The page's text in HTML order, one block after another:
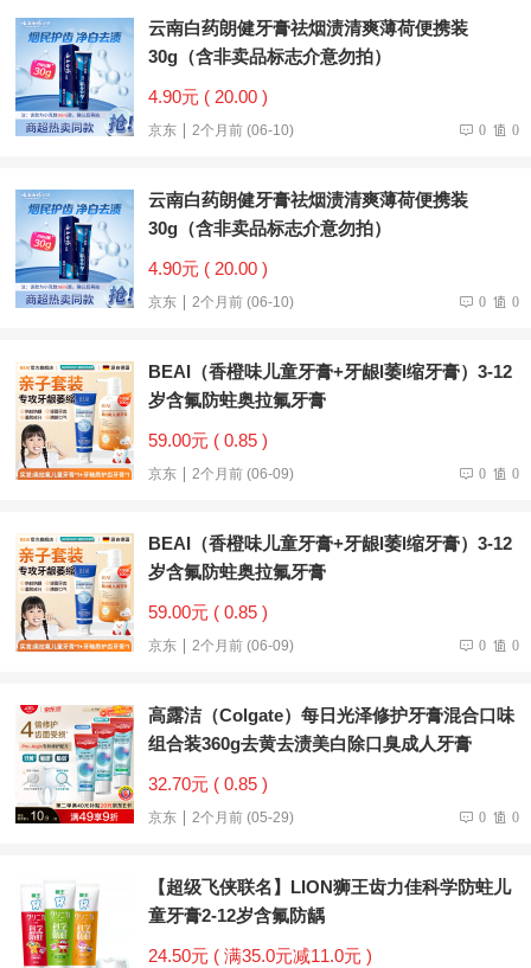
云南白药朗健牙膏祛烟渍清爽薄荷便携装
30g（含非卖品标志介意勿拍）
4.90元 ( 20.00 )
京东 2个月前 (06-10) 0 0
云南白药朗健牙膏祛烟渍清爽薄荷便携装
30g（含非卖品标志介意勿拍）
4.90元 ( 20.00 )
京东 2个月前 (06-10) 0 0
BEAI（香橙味儿童牙膏+牙龈l萎l缩牙膏）3-12
岁含氟防蛀奥拉氟牙膏
59.00元 ( 0.85 )
京东 2个月前 (06-09) 0 0
BEAI（香橙味儿童牙膏+牙龈l萎l缩牙膏）3-12
岁含氟防蛀奥拉氟牙膏
59.00元 ( 0.85 )
京东 2个月前 (06-09) 0 0
高露洁（Colgate）每日光泽修护牙膏混合口味
组合装360g去黄去渍美白除口臭成人牙膏
32.70元 ( 0.85 )
京东 2个月前 (05-29) 0 0
【超级飞侠联名】LION狮王齿力佳科学防蛀儿
童牙膏2-12岁含氟防龋
24.50元 ( 满35.0元减11.0元 )